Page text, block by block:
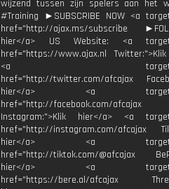
wijzend tussen zijn spelers aan het
#Training ►SUBSCRIBE NOW <a
href="http://ajax.ms/subscribe
hier</a> US Website: <a
href="https://www.ajax.nl
<a
href="http://twitter.com/afcajax
hier</a> <a
href="http://facebook.com/afcajax
Instagram:">Klik hier</a> <a
href="http://instagram.com/afcajax
hier</a> <a
href="http://tiktok.com/@afcajax
hier</a> <a
href="https://bere.al/afcajax